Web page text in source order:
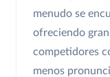
menudo se
ofreciendo
competidores
menos